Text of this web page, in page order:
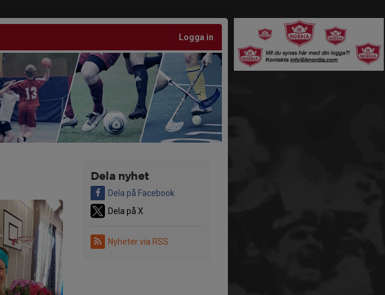
Logga in
Dela nyhet
Dela på Facebook
Dela på X
Nyheter via RSS